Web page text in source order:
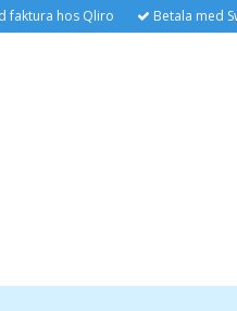
faktura hos Qliro Betala med